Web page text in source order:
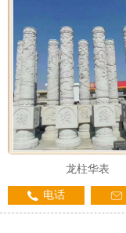
龙柱华表
电话